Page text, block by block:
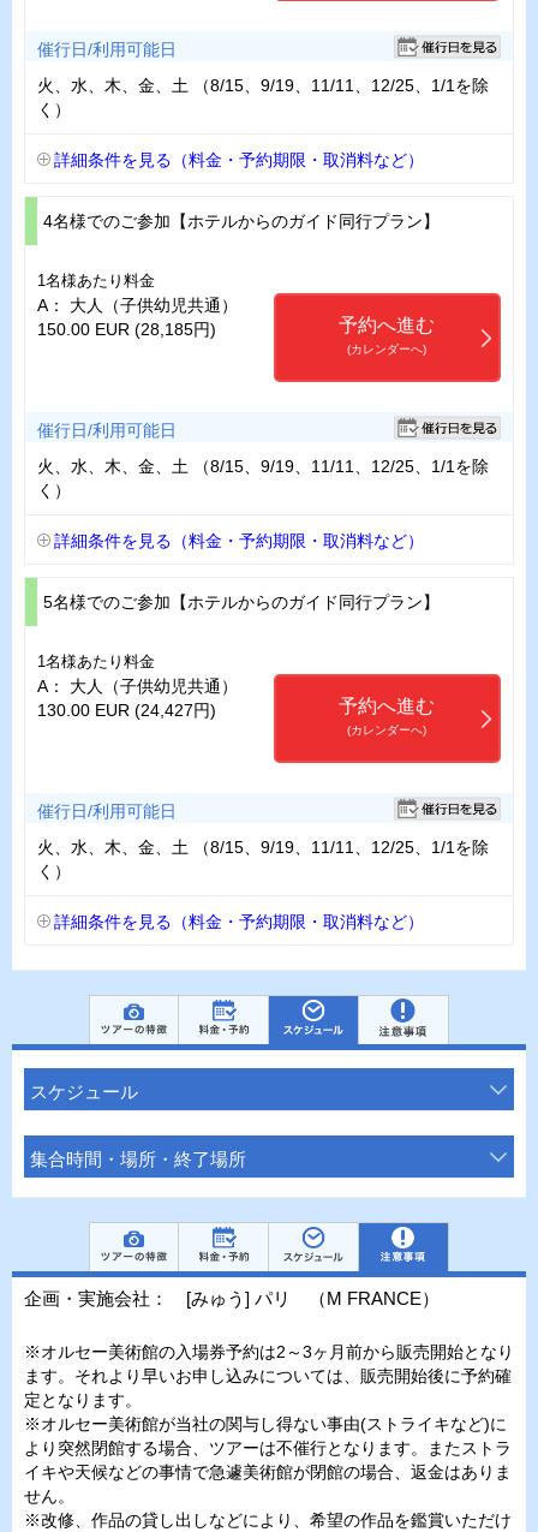
催行日/利用可能日
火、水、木、金、土 （8/15、9/19、11/11、12/25、1/1を除
く）
詳細条件を見る（料金・予約期限・取消料など）
4名様でのご参加【ホテルからのガイド同行プラン】
1名様あたり料金
A： 大人（子供幼児共通）
150.00 EUR (28,185円)
予約へ進む
(カレンダーへ)
催行日/利用可能日
火、水、木、金、土 （8/15、9/19、11/11、12/25、1/1を除
く）
詳細条件を見る（料金・予約期限・取消料など）
5名様でのご参加【ホテルからのガイド同行プラン】
1名様あたり料金
A： 大人（子供幼児共通）
130.00 EUR (24,427円)
予約へ進む
(カレンダーへ)
催行日/利用可能日
火、水、木、金、土 （8/15、9/19、11/11、12/25、1/1を除
く）
詳細条件を見る（料金・予約期限・取消料など）
スケジュール
集合時間・場所・終了場所
企画・実施会社： [みゅう] パリ （M FRANCE）
※オルセー美術館の入場券予約は2～3ヶ月前から販売開始となり
ます。それより早いお申し込みについては、販売開始後に予約確
定となります。
※オルセー美術館が当社の関与し得ない事由(ストライキなど)に
より突然閉館する場合、ツアーは不催行となります。またストラ
イキや天候などの事情で急遽美術館が閉館の場合、返金はありま
せん。
※改修、作品の貸し出しなどにより、希望の作品を鑑賞いただけ